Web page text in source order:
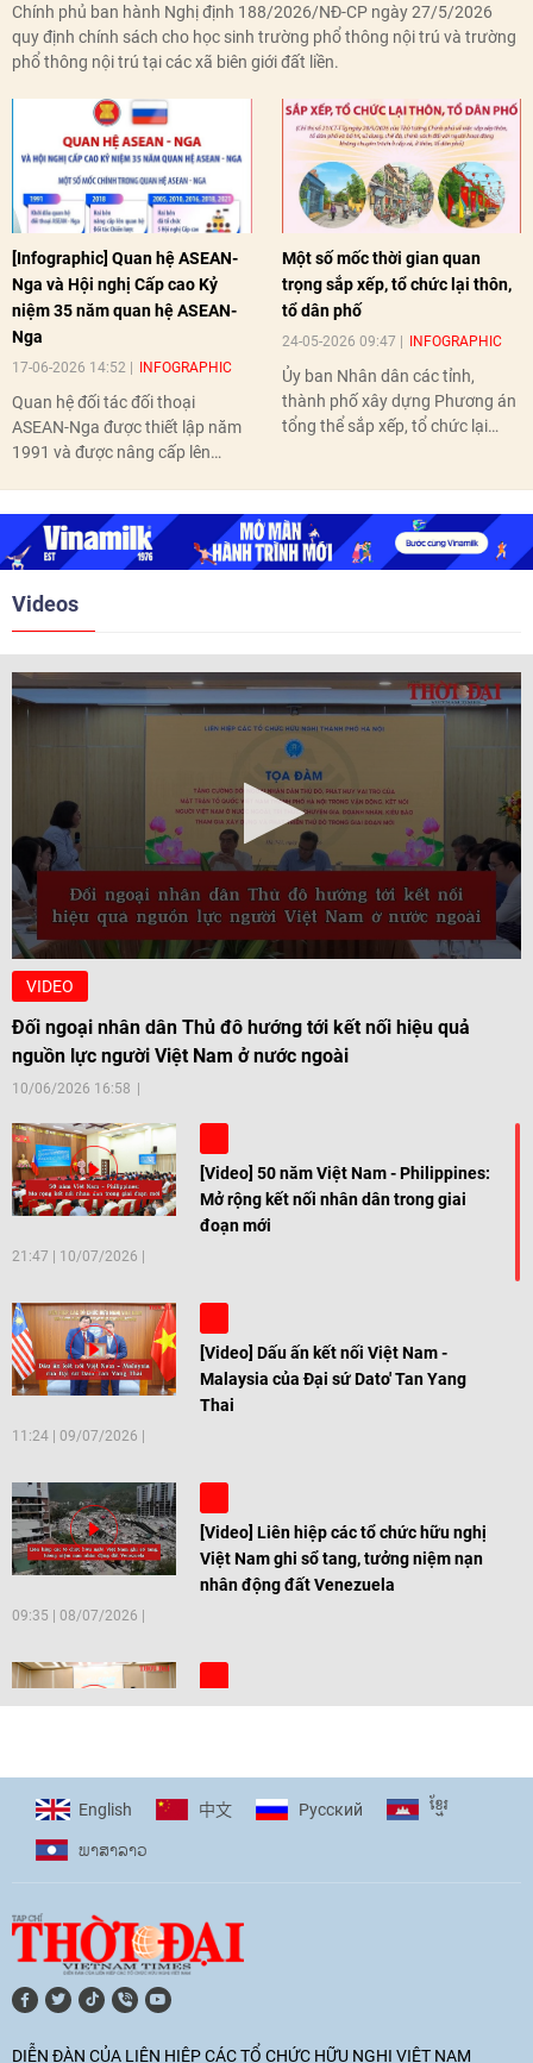
Chính phủ ban hành Nghị định 188/2026/NĐ-CP ngày 27/5/2026
quy định chính sách cho học sinh trường phổ thông nội trú và trường
phổ thông nội trú tại các xã biên giới đất liền.
[Infographic] Quan hệ ASEAN-
Nga và Hội nghị Cấp cao Kỷ
niệm 35 năm quan hệ ASEAN-
Nga
17-06-2026 14:52 INFOGRAPHIC
Quan hệ đối tác đối thoại
ASEAN-Nga được thiết lập năm
1991 và được nâng cấp lên
nghị Cấp cao vào các năm 2005,
2010, 2016, 2018, 2021.
Một số mốc thời gian quan
trọng sắp xếp, tổ chức lại thôn,
tổ dân phố
24-05-2026 09:47 INFOGRAPHIC
Ủy ban Nhân dân các tỉnh,
thành phố xây dựng Phương án
tổng thể sắp xếp, tổ chức lại
Videos
VIDEO
Đối ngoại nhân dân Thủ đô hướng tới kết nối hiệu quả
nguồn lực người Việt Nam ở nước ngoài
10/06/2026 16:58
[Video] 50 năm Việt Nam - Philippines:
Mở rộng kết nối nhân dân trong giai
đoạn mới
21:47 10/07/2026
[Video] Dấu ấn kết nối Việt Nam -
Malaysia của Đại sứ Dato' Tan Yang
Thai
11:24 09/07/2026
[Video] Liên hiệp các tổ chức hữu nghị
Việt Nam ghi sổ tang, tưởng niệm nạn
nhân động đất Venezuela
09:35 08/07/2026
[Video] Trẻ em Đông Á cùng kiến tạo
11:10|17/06/2026
hòa bình, hữu nghị giữa các dân tộc"
English 中文 Pусский ខ្មែរ
ພາ​ສາ​ລາວ
DIỄN ĐÀN CỦA LIÊN HIỆP CÁC TỔ CHỨC HỮU NGHỊ VIỆT NAM